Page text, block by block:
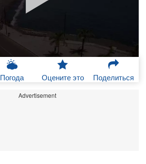
Погода Оцените это Поделиться
Advertisement